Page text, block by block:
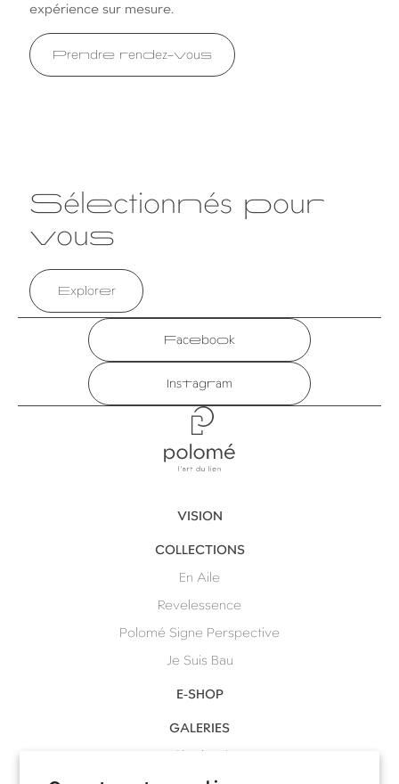
expérience sur mesure.
Prendre rendez-vous
Sélectionnés pour
vous
Explorer
Facebook
Instagram
VISION
COLLECTIONS
En Aile
Revelessence
Polomé Signe Perspective
Je Suis Bau
E-SHOP
GALERIES
Charleroi